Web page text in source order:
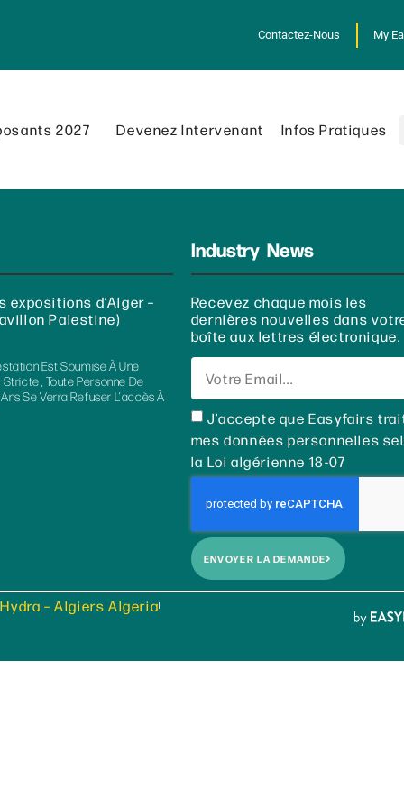
Contactez-Nous My
2027 Devenez Intervenant Infos Pratiques
expositions d’Alger –
Palestine)
Est Soumise À Une
Stricte , Toute Personne De
Se Verra Refuser L’accès À
Industry News
Recevez chaque mois les
dernières nouvelles dans
boîte aux lettres électronique.
J’accepte que Easyfairs
mes données personnelles
la Loi algérienne 18-07
ENVOYER LA DEMANDE
– Algiers Algeria